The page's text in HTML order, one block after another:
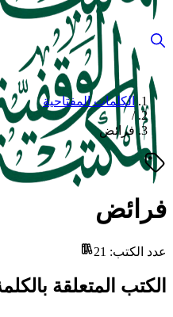
الكلمات المفتاحية
/
فرائض
فرائض
عدد الكتب:
21
الكتب المتعلقة